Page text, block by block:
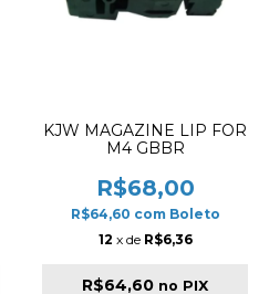
KJW MAGAZINE LIP FOR
M4 GBBR
R$68,00
R$64,60 com Boleto
12 x de R$6,36
R$64,60 no PIX